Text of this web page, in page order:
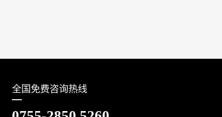
全国免费咨询热线